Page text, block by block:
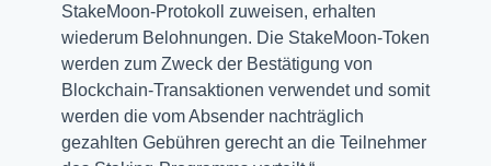
StakeMoon-Protokoll zuweisen, erhalten
wiederum Belohnungen. Die StakeMoon-Token
werden zum Zweck der Bestätigung von
Blockchain-Transaktionen verwendet und somit
werden die vom Absender nachträglich
gezahlten Gebühren gerecht an die Teilnehmer